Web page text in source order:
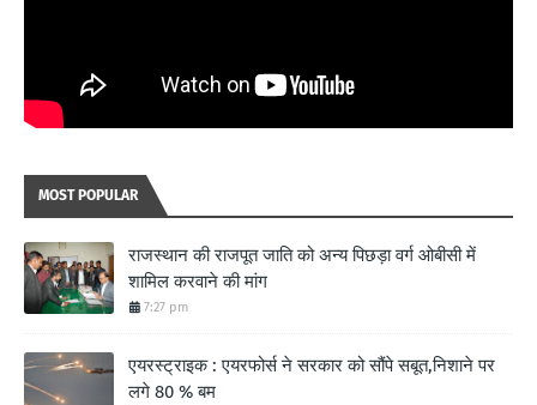
MOST POPULAR
राजस्थान की राजपूत जाति को अन्य पिछड़ा वर्ग ओबीसी में
शामिल करवाने की मांग
7:27 pm
एयरस्ट्राइक : एयरफोर्स ने सरकार को सौंपे सबूत,निशाने पर
लगे 80 % बम